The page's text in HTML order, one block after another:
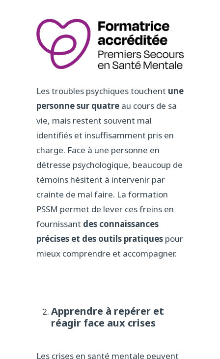
Les troubles psychiques touchent une
personne sur quatre au cours de sa
vie, mais restent souvent mal
identifiés et insuffisamment pris en
charge. Face à une personne en
détresse psychologique, beaucoup de
témoins hésitent à intervenir par
crainte de mal faire. La formation
PSSM permet de lever ces freins en
fournissant des connaissances
précises et des outils pratiques pour
mieux comprendre et accompagner.
Apprendre à repérer et
réagir face aux crises
Les crises en santé mentale peuvent